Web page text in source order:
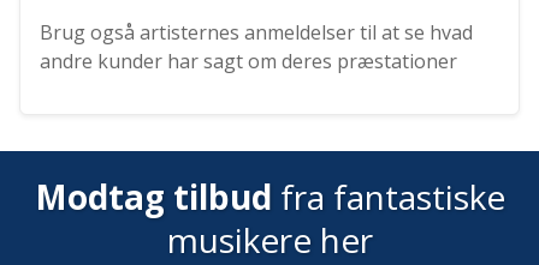
Brug også artisternes anmeldelser til at se hvad
andre kunder har sagt om deres præstationer
Modtag tilbud fra fantastiske
musikere her